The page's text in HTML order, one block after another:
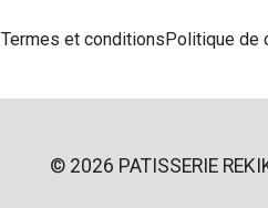
Termes et conditions Politique de
© 2026 PATISSERIE